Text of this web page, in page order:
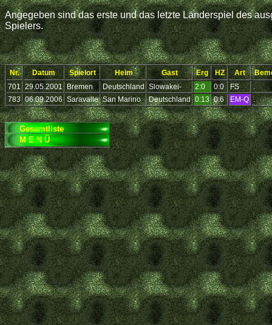
Angegeben sind das erste und das letzte Länderspiel des
Spielers.
Nr. Datum Spielort Heim Gast Erg HZ Art
701 29.05.2001 Bremen Deutschland Slowakei- 2:0 0:0 FS
.
783 06.09.2006 Saravalle San Marino Deutschland 0:13 0:6 EM-Q .
Gesamtliste
M E N Ü